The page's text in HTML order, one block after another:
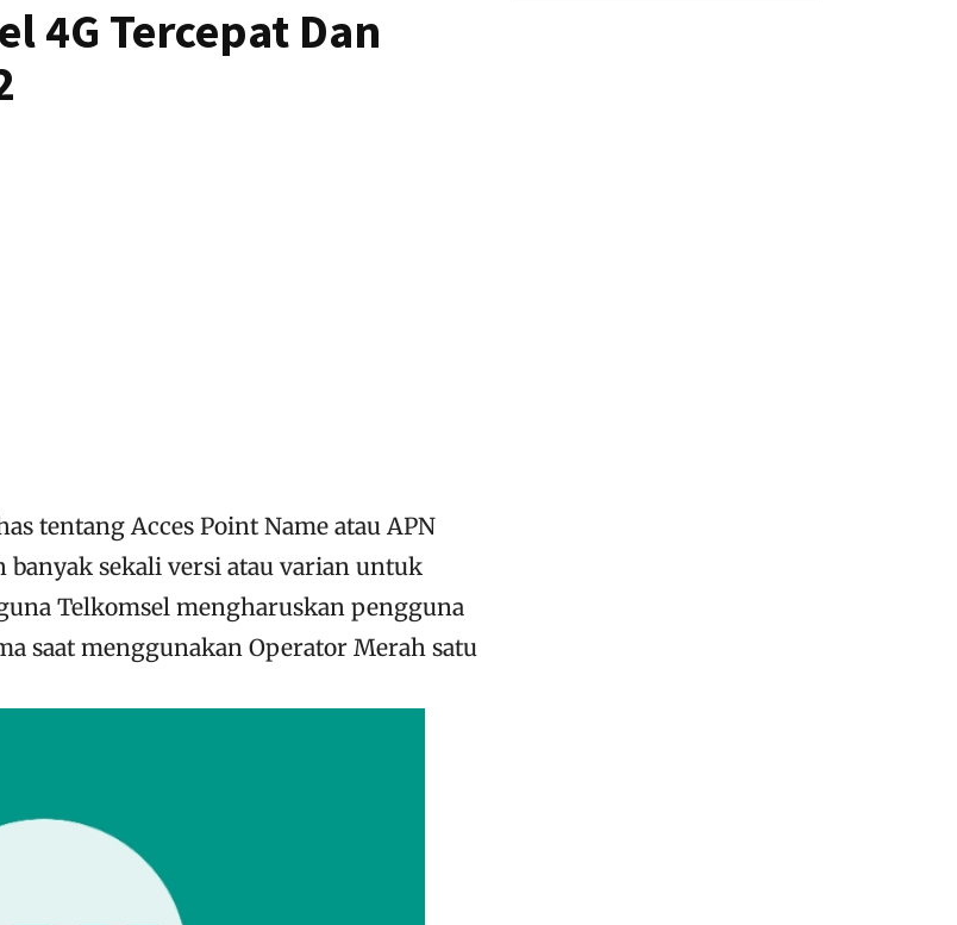
4G Tercepat Dan
tentang Acces Point Name atau APN
banyak sekali versi atau varian untuk
Telkomsel mengharuskan pengguna
saat menggunakan Operator Merah satu